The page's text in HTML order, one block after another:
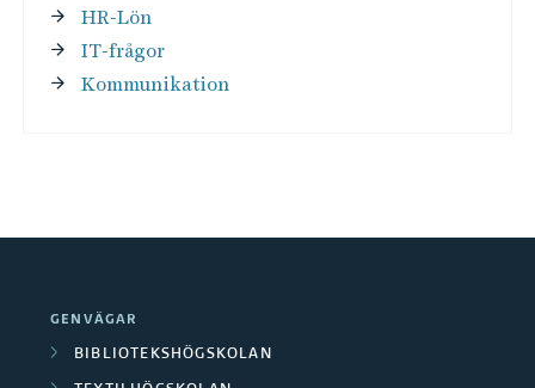
HR-Lön
IT-frågor
Kommunikation
GENVÄGAR
BIBLIOTEKSHÖGSKOLAN